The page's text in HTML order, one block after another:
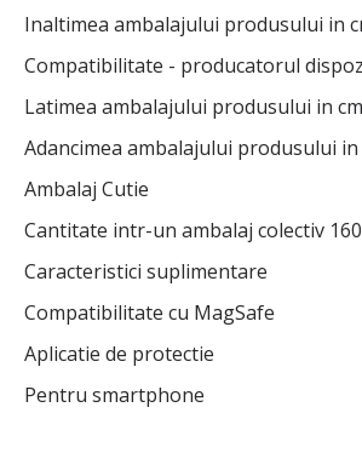
Inaltimea ambalajului produsului in
Compatibilitate - producatorul
Latimea ambalajului produsului in
Adancimea ambalajului produsului in
Ambalaj Cutie
Cantitate intr-un ambalaj colectiv 160
Caracteristici suplimentare
Compatibilitate cu MagSafe
Aplicatie de protectie
Pentru smartphone